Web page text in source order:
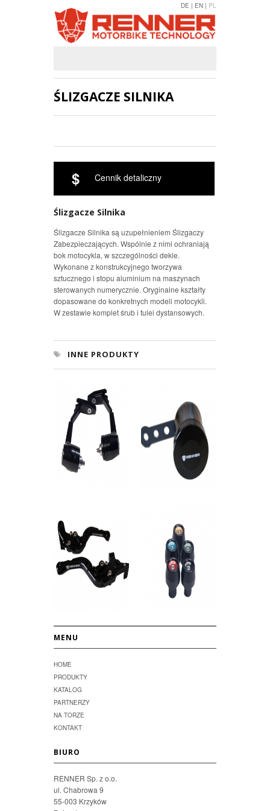
ŚLIZGACZE SILNIKA
$ Cennik detaliczny
Ślizgacze Silnika
Ślizgacze Silnika są uzupełnieniem Ślizgaczy
Zabezpieczających. Wspólnie z nimi ochraniają
bok motocykla, w szczególności dekle.
Wykonane z konstrukcyjnego tworzywa
sztucznego i stopu aluminium na maszynach
sterowanych numerycznie. Oryginalne kształty
dopasowane do konkretnych modeli motocykli.
W zestawie komplet śrub i tulei dystansowych.
INNE PRODUKTY
MENU
HOME
PRODUKTY
KATALOG
PARTNERZY
NA TORZE
KONTAKT
BIURO
RENNER Sp. z o.o.
ul. Chabrowa 9
55-003 Krzyków
DE | EN | PL